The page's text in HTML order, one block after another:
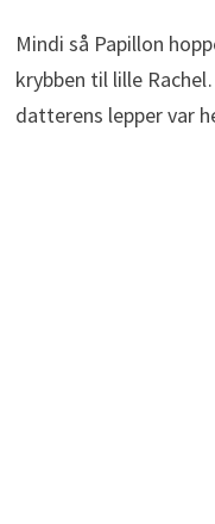
Mindi så Papillon
krybben til lille
datterens lepper var